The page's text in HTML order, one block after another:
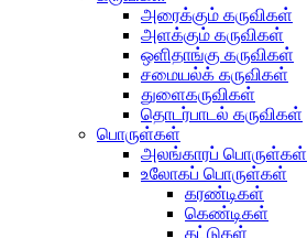
அரைக்கும் கருவிகள்
அளக்கும் கருவிகள்
ஒளிதாங்கு கருவிகள்
சமையல்க் கருவிகள்
துளைகருவிகள்
தொடர்பாடல் கருவிகள்
பொருள்கள்
அலங்காரப் பொருள்கள்
உலோகப் பொருள்கள்
கரண்டிகள்
கெண்டிகள்
தட்டுகள்